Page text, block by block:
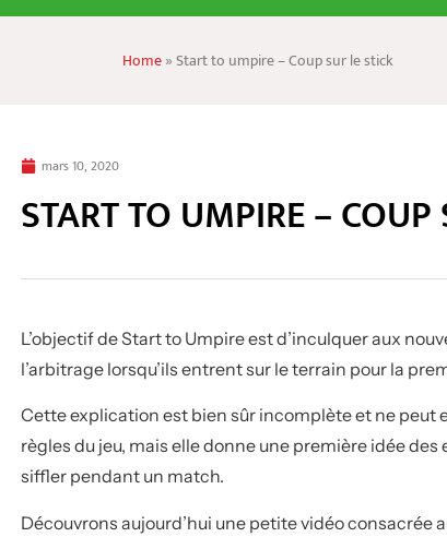
Home»Start to umpire – Coup sur le stick
mars 10, 2020
START TO UMPIRE – COUP
L’objectif de Start to Umpire est d’inculquer aux
l’arbitrage lorsqu’ils entrent sur le terrain pour la
Cette explication est bien sûr incomplète et ne peut
règles du jeu, mais elle donne une première idée
siffler pendant un match.
Découvrons aujourd’hui une petite vidéo consacrée